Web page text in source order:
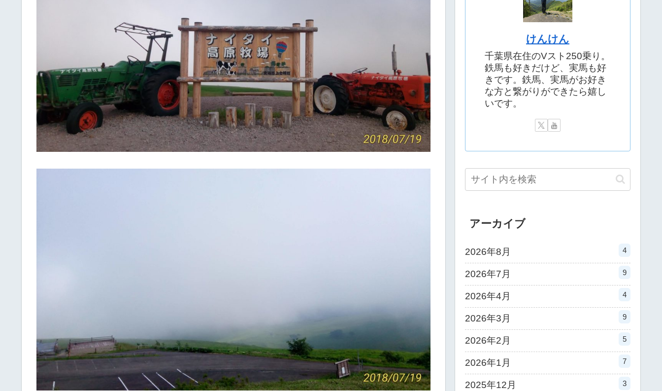
けんけん
千葉県在住のVスト250乗り。
鉄馬も好きだけど、実馬も好
きです。鉄馬、実馬がお好き
な方と繋がりができたら嬉し
いです。
アーカイブ
2026年8月 4
2026年7月 9
2026年4月 4
2026年3月 9
2026年2月 5
2026年1月 7
2025年12月 3